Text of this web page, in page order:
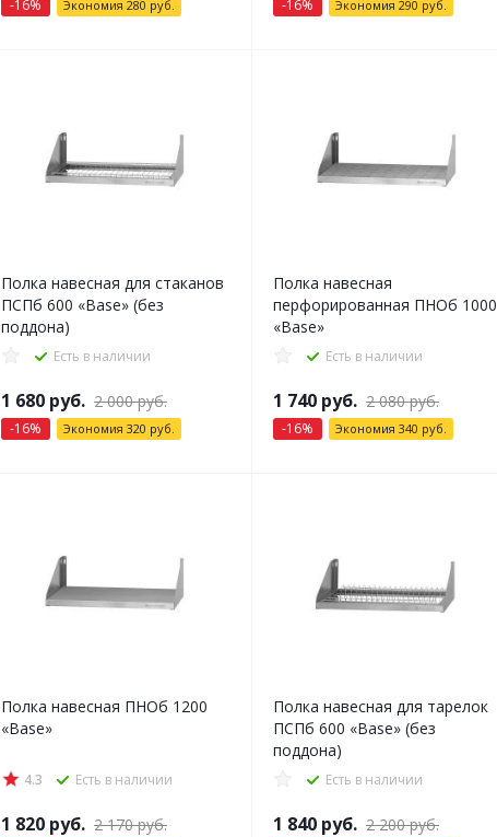
-16% Экономия 280 руб. -16% Экономия 290 руб.
Полка навесная для стаканов
ПСПб 600 «Base» (без
поддона)
Есть в наличии
1 680 руб. 2 000руб.
-16% Экономия 320 руб.
Полка навесная
перфорированная ПНОб 1000
«Base»
Есть в наличии
1 740 руб. 2 080руб.
-16% Экономия 340 руб.
Полка навесная ПНОб 1200
«Base»
4.3 Есть в наличии
1 820 руб. 2 170руб.
Полка навесная для тарелок
ПСПб 600 «Base» (без
поддона)
Есть в наличии
1 840 руб. 2 200руб.